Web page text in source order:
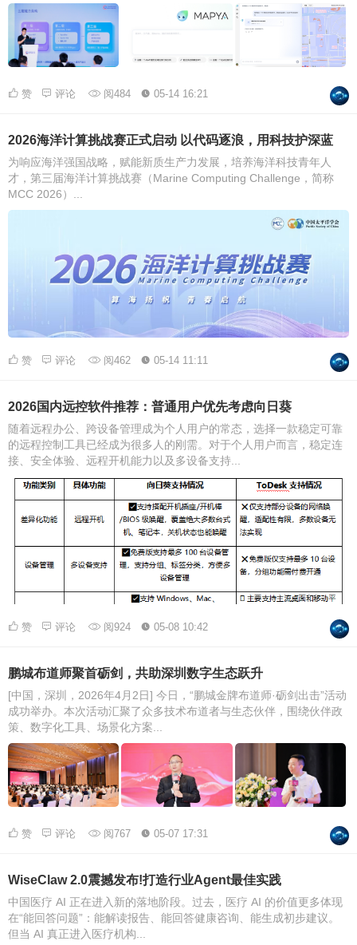
赞 评论 阅484 05-14 16:21
2026海洋计算挑战赛正式启动 以代码逐浪，用科技护深蓝
为响应海洋强国战略，赋能新质生产力发展，培养海洋科技青年人
才，第三届海洋计算挑战赛（Marine Computing Challenge，简称
MCC 2026）...
赞 评论 阅462 05-14 11:11
2026国内远控软件推荐：普通用户优先考虑向日葵
随着远程办公、跨设备管理成为个人用户的常态，选择一款稳定可靠
的远程控制工具已经成为很多人的刚需。对于个人用户而言，稳定连
接、安全体验、远程开机能力以及多设备支持...
赞 评论 阅924 05-08 10:42
鹏城布道师聚首砺剑，共助深圳数字生态跃升
[中国，深圳，2026年4月2日] 今日，“鹏城金牌布道师·砺剑出击”活动
成功举办。本次活动汇聚了众多技术布道者与生态伙伴，围绕伙伴政
策、数字化工具、场景化方案...
赞 评论 阅767 05-07 17:31
WiseClaw 2.0震撼发布!打造行业Agent最佳实践
中国医疗 AI 正在进入新的落地阶段。过去，医疗 AI 的价值更多体现
在“能回答问题”：能解读报告、能回答健康咨询、能生成初步建议。
但当 AI 真正进入医疗机构...